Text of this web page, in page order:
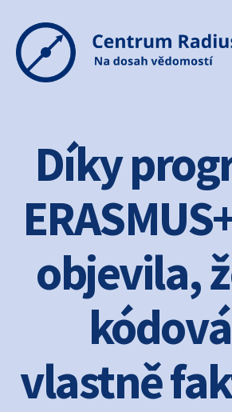
Díky
objevila,
vlastně